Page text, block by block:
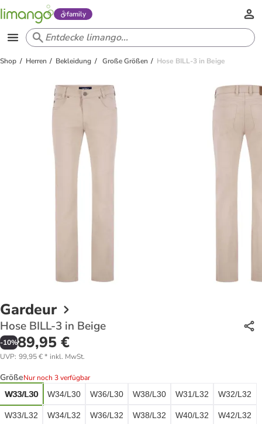
family
Shop Herren Bekleidung Große Größen Hose BILL-3 in Beige
Gardeur
Hose BILL-3 in Beige
-10%89,95 €
UVP: 99,95 €* inkl. MwSt.
GrößeNur noch 3 verfügbar
W33/L30
W34/L30 W36/L30 W38/L30 W31/L32 W32/L32
W33/L32 W34/L32 W36/L32 W38/L32 W40/L32 W42/L32